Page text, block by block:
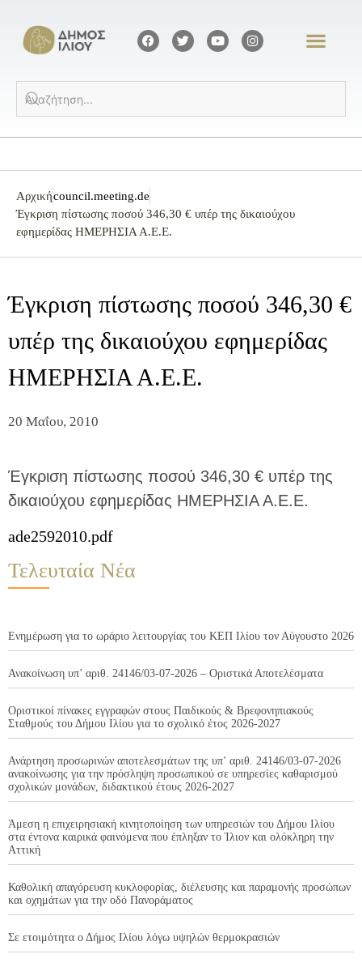
Αρχικήcouncil.meeting.de
Έγκριση πίστωσης ποσού 346,30 € υπέρ της δικαιούχου
εφημερίδας ΗΜΕΡΗΣΙΑ Α.Ε.Ε.
Έγκριση πίστωσης ποσού 346,30 €
υπέρ της δικαιούχου εφημερίδας
ΗΜΕΡΗΣΙΑ Α.Ε.Ε.
20 Μαΐου, 2010
Έγκριση πίστωσης ποσού 346,30 € υπέρ της
δικαιούχου εφημερίδας ΗΜΕΡΗΣΙΑ Α.Ε.Ε.
ade2592010.pdf
Τελευταία Νέα
Ενημέρωση για το ωράριο λειτουργίας του ΚΕΠ Ιλίου τον Αύγουστο 2026
Ανακοίνωση υπ’ αριθ. 24146/03-07-2026 – Οριστικά Αποτελέσματα
Οριστικοί πίνακες εγγραφών στους Παιδικούς & Βρεφονηπιακούς
Σταθμούς του Δήμου Ιλίου για το σχολικό έτος 2026-2027
Ανάρτηση προσωρινών αποτελεσμάτων της υπ’ αριθ. 24146/03-07-2026
ανακοίνωσης για την πρόσληψη προσωπικού σε υπηρεσίες καθαρισμού
σχολικών μονάδων, διδακτικού έτους 2026-2027
Άμεση η επιχειρησιακή κινητοποίηση των υπηρεσιών του Δήμου Ιλίου
στα έντονα καιρικά φαινόμενα που έπληξαν το Ίλιον και ολόκληρη την
Αττική
Καθολική απαγόρευση κυκλοφορίας, διέλευσης και παραμονής προσώπων
και οχημάτων για την οδό Πανοράματος
Σε ετοιμότητα ο Δήμος Ιλίου λόγω υψηλών θερμοκρασιών